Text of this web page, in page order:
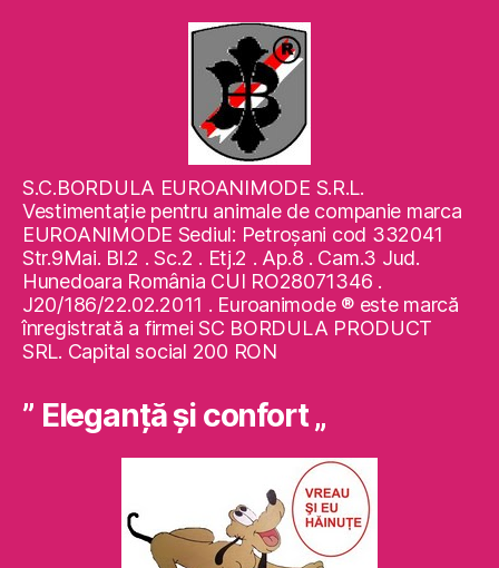
S.C.BORDULA EUROANIMODE S.R.L.
Vestimentaţie pentru animale de companie marca
EUROANIMODE Sediul: Petroşani cod 332041
Str.9Mai. Bl.2 . Sc.2 . Etj.2 . Ap.8 . Cam.3 Jud.
Hunedoara România CUI RO28071346 .
J20/186/22.02.2011 . Euroanimode ® este marcă
înregistrată a firmei SC BORDULA PRODUCT
SRL. Capital social 200 RON
” Eleganţă şi confort „